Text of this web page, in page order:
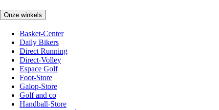
Onze winkels
Basket-Center
Daily Bikers
Direct Running
Direct-Volley
Espace Golf
Foot-Store
Galop-Store
Golf and co
Handball-Store